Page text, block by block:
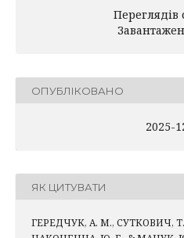
Переглядів
ОПУБЛІКОВАНО
2025-
ЯК ЦИТУВАТИ
ГЕРЕДЧУК, А. М., СУТКОВИЧ,